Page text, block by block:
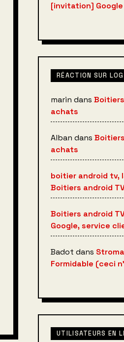
[invitation] Google
RÉACTION SUR
marin dans
achats
Alban dans
achats
boitier android tv,
Boitiers android
Boitiers android
Google, service
Badot dans
Formidable (ceci
UTILISATEURS EN